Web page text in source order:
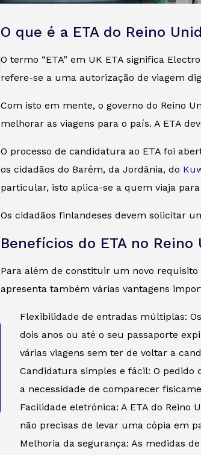
O que é a ETA do Reino
O termo “ETA” em UK ETA significa
refere-se a uma autorização de viagem
Com isto em mente, o governo do Reino
melhorar as viagens para o país. A ETA
O processo de candidatura ao ETA foi
os cidadãos do Barém, da Jordânia, do
particular, isto aplica-se a quem viaja
Os cidadãos finlandeses devem solicitar
Benefícios do ETA no Reino
Para além de constituir um novo requisito
apresenta também várias vantagens
Flexibilidade de entradas múltiplas:
dois anos ou até o seu passaporte
várias viagens sem ter de voltar a
Candidatura simples e fácil: O pedido
a necessidade de comparecer
Facilidade eletrónica: A ETA do Reino
não precisas de levar uma cópia em
Melhoria da segurança: As medidas